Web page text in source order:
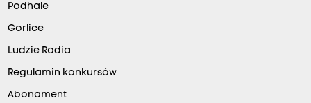
Podhale
Gorlice
Ludzie Radia
Regulamin konkursów
Abonament